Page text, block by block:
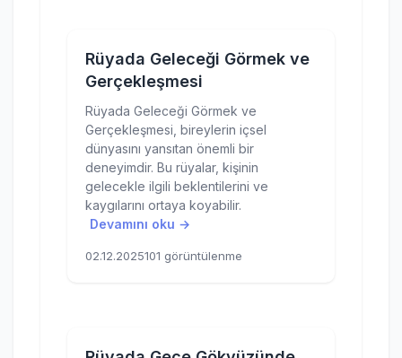
Rüyada Geleceği Görmek ve
Gerçekleşmesi
Rüyada Geleceği Görmek ve
Gerçekleşmesi, bireylerin içsel
dünyasını yansıtan önemli bir
deneyimdir. Bu rüyalar, kişinin
gelecekle ilgili beklentilerini ve
kaygılarını ortaya koyabilir.
Devamını oku →
02.12.2025101 görüntülenme